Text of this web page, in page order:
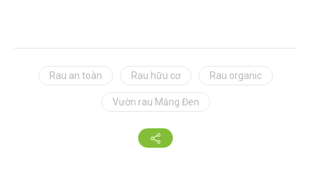
Rau an toàn Rau hữu cơ Rau organic
Vườn rau Măng Đen